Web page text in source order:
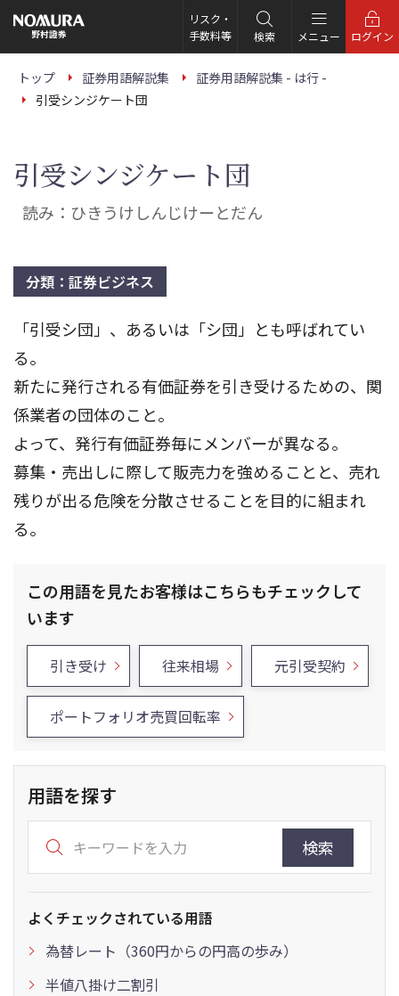
の
ー
リスク・
手数料等
検索 メニュー ログイン
トップ 証券用語解説集
証券用語解説集 - は行 -
引受シンジケート団
引受シンジケート団
読み：ひきうけしんじけーとだん
分類：証券ビジネス
「引受シ団」、あるいは「シ団」とも呼ばれてい
る。
新たに発行される有価証券を引き受けるための、関
係業者の団体のこと。
よって、発行有価証券毎にメンバーが異なる。
募集・売出しに際して販売力を強めることと、売れ
残りが出る危険を分散させることを目的に組まれ
る。
この用語を見たお客様はこちらもチェックして
います
引き受け 往来相場 元引受契約
ポートフォリオ売買回転率
用語を探す
検索
よくチェックされている用語
為替レート（360円からの円高の歩み）
半値八掛け二割引